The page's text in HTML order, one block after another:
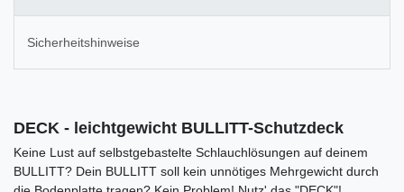
Sicherheitshinweise
DECK - leichtgewicht BULLITT-Schutzdeck
Keine Lust auf selbstgebastelte Schlauchlösungen auf deinem
BULLITT? Dein BULLITT soll kein unnötiges Mehrgewicht durch